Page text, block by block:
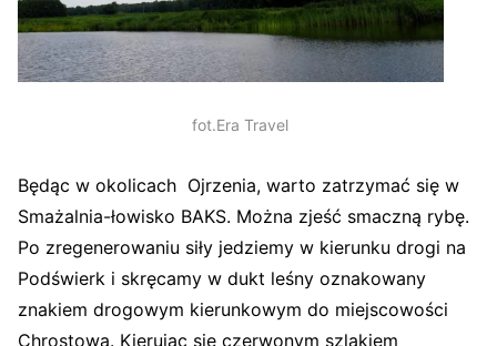
fot.Era Travel
Będąc w okolicach Ojrzenia, warto zatrzymać się w
Smażalnia-łowisko BAKS. Można zjeść smaczną rybę.
Po zregenerowaniu siły jedziemy w kierunku drogi na
Podświerk i skręcamy w dukt leśny oznakowany
znakiem drogowym kierunkowym do miejscowości
Chrostowa. Kierując się czerwonym szlakiem